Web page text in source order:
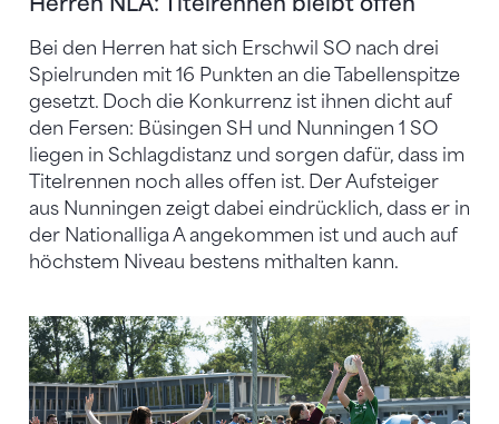
Bei den Herren hat sich Erschwil SO nach drei
Spielrunden mit 16 Punkten an die Tabellenspitze
gesetzt. Doch die Konkurrenz ist ihnen dicht auf
den Fersen: Büsingen SH und Nunningen 1 SO
liegen in Schlagdistanz und sorgen dafür, dass im
Titelrennen noch alles offen ist. Der Aufsteiger
aus Nunningen zeigt dabei eindrücklich, dass er in
der Nationalliga A angekommen ist und auch auf
höchstem Niveau bestens mithalten kann.